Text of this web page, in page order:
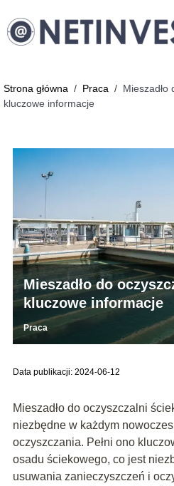
Strona główna / Praca / Mieszadło
kluczowe informacje
Mieszadło do
kluczowe informacje
Praca
Data publikacji: 2024-06-12
Mieszadło do oczyszczalni
niezbędne w każdym
oczyszczania. Pełni ono
osadu ściekowego, co jest
usuwania zanieczyszczeń i